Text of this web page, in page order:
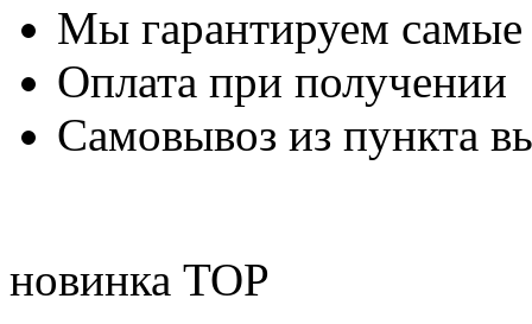
Мы гарантируем
Оплата при получении
Самовывоз из пункта
новинка TOP